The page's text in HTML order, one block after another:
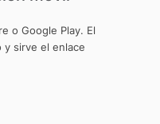
o Google Play. El
y sirve el enlace